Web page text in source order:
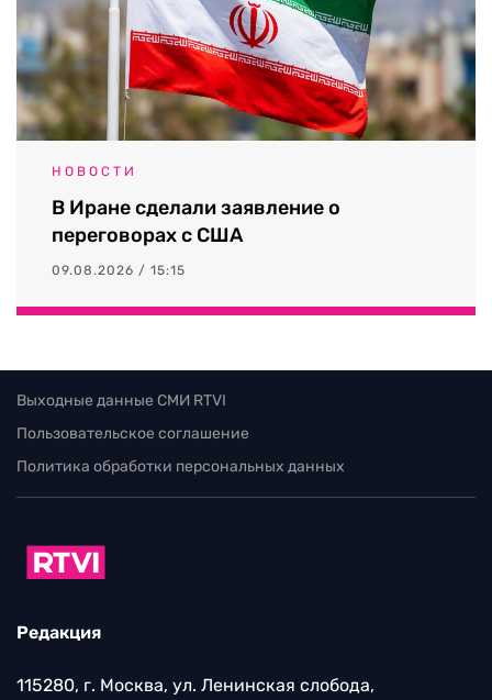
НОВОСТИ
В Иране сделали заявление о
переговорах с США
09.08.2026 / 15:15
Выходные данные СМИ RTVI
Пользовательское соглашение
Политика обработки персональных данных
Редакция
115280, г. Москва, ул. Ленинская слобода,